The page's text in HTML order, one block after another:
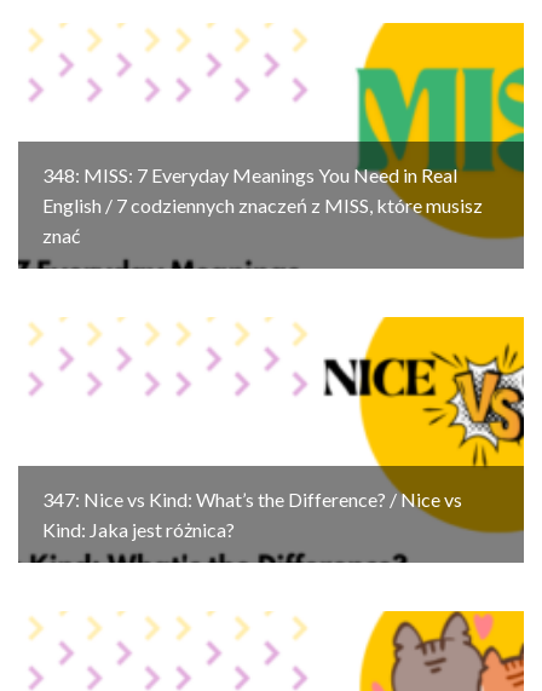
348: MISS: 7 Everyday Meanings You Need in Real
English / 7 codziennych znaczeń z MISS, które musisz
znać
347: Nice vs Kind: What’s the Difference? / Nice vs
Kind: Jaka jest różnica?